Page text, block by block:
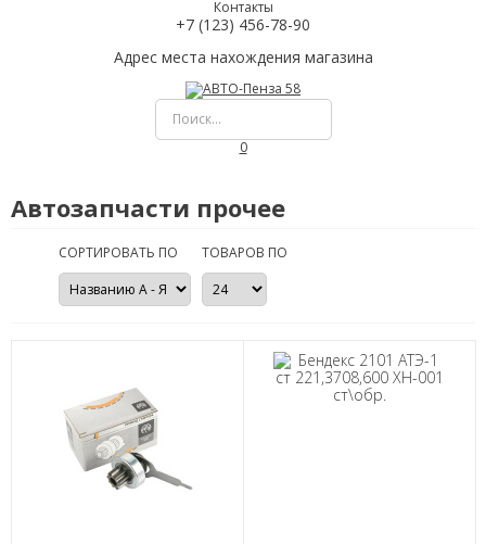
Контакты
+7 (123) 456-78-90
Адрес места нахождения магазина
0
Автозапчасти прочее
СОРТИРОВАТЬ ПО ТОВАРОВ ПО